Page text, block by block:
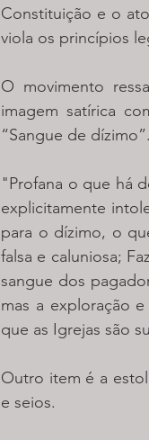
Constituição e o
viola os princípios
O movimento
imagem satírica
“Sangue de dízimo”.
"Profana o que há
explicitamente
para o dízimo, o
falsa e caluniosa;
sangue dos
mas a exploração
que as Igrejas são
Outro item é a
e seios.